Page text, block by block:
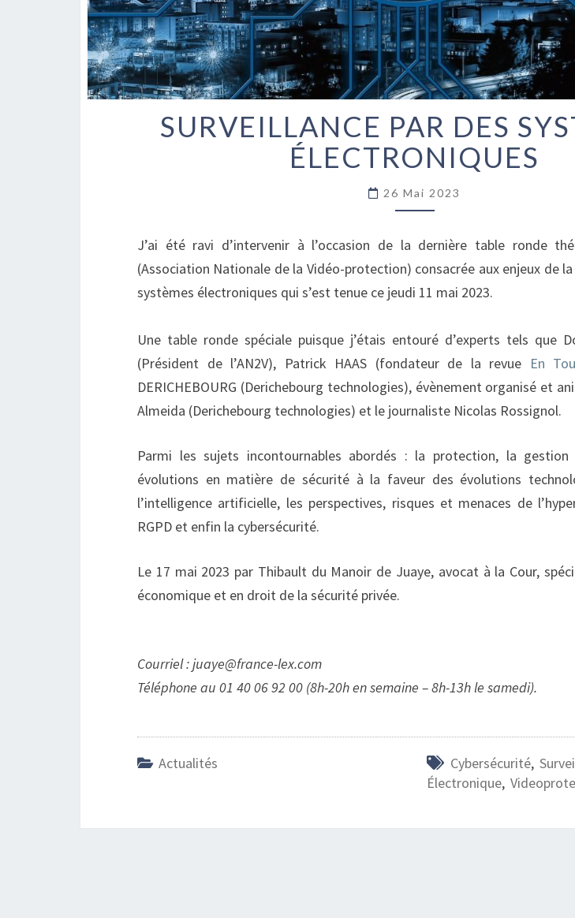
SURVEILLANCE
PAR
DES
ÉLECTRONIQUES
SURVEILLANCE PAR DES
ÉLECTRONIQUES
26 Mai 2023
J’ai été ravi d’intervenir à l’occasion de la dernière table ronde
(Association Nationale de la Vidéo-protection) consacrée aux enjeux de
systèmes électroniques qui s’est tenue ce jeudi 11 mai 2023.
Une table ronde spéciale puisque j’étais entouré d’experts tels que
(Président de l’AN2V), Patrick HAAS (fondateur de la revue En
DERICHEBOURG (Derichebourg technologies), évènement organisé et
Almeida (Derichebourg technologies) et le journaliste Nicolas Rossignol.
Parmi les sujets incontournables abordés : la protection, la
évolutions en matière de sécurité à la faveur des évolutions
l’intelligence artificielle, les perspectives, risques et menaces de
RGPD et enfin la cybersécurité.
Le 17 mai 2023 par Thibault du Manoir de Juaye, avocat à la Cour,
économique et en droit de la sécurité privée.
Courriel : juaye@france-lex.com
Téléphone au 01 40 06 92 00 (8h-20h en semaine – 8h-13h le samedi).
Actualités Cybersécurité,
Électronique,